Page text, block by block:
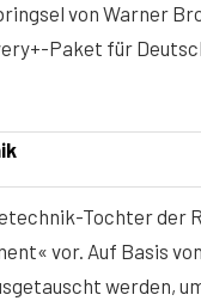
von Warner
Paket für
Tochter der
vor. Auf Basis
werden,